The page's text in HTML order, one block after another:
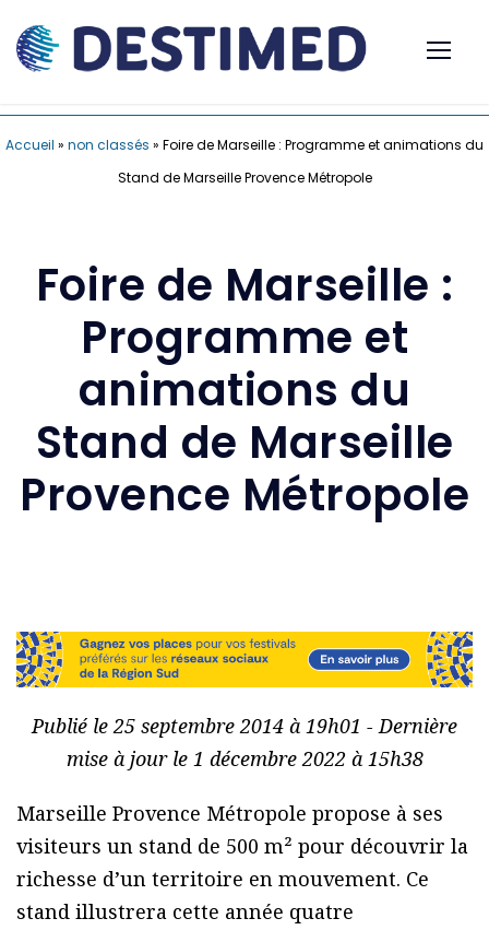
Accueil » non classés » Foire de Marseille : Programme et animations du
Stand de Marseille Provence Métropole
Foire de Marseille :
Programme et
animations du
Stand de Marseille
Provence Métropole
Publié le 25 septembre 2014 à 19h01 - Dernière
mise à jour le 1 décembre 2022 à 15h38
Marseille Provence Métropole propose à ses
visiteurs un stand de 500 m² pour découvrir la
richesse d’un territoire en mouvement. Ce
stand illustrera cette année quatre